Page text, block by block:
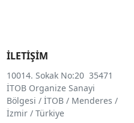
İLETİŞİM
10014. Sokak No:20 35471
İTOB Organize Sanayi
Bölgesi / İTOB / Menderes /
İzmir / Türkiye